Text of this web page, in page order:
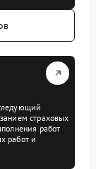
страховых
работ
работ и